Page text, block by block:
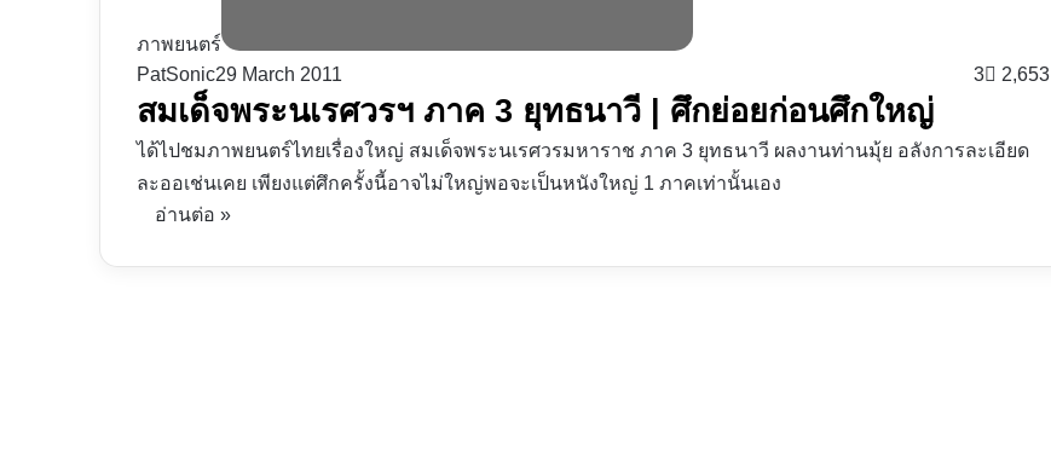
ภาพยนตร์
PatSonic29 March 2011 3 2,653
สมเด็จพระนเรศวรฯ ภาค 3 ยุทธนาวี | ศึกย่อยก่อนศึกใหญ่
ได้ไปชมภาพยนตร์ไทยเรื่องใหญ่ สมเด็จพระนเรศวรมหาราช ภาค 3 ยุทธนาวี ผลงานท่านมุ้ย อลังการละเอียด
ละออเช่นเคย เพียงแต่ศึกครั้งนี้อาจไม่ใหญ่พอจะเป็นหนังใหญ่ 1 ภาคเท่านั้นเอง
อ่านต่อ »